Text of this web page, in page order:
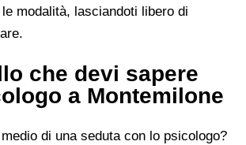
modalità, lasciandoti libero di
che devi sapere
a Montemilone
di una seduta con lo psicologo?